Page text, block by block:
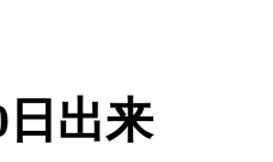
日出来